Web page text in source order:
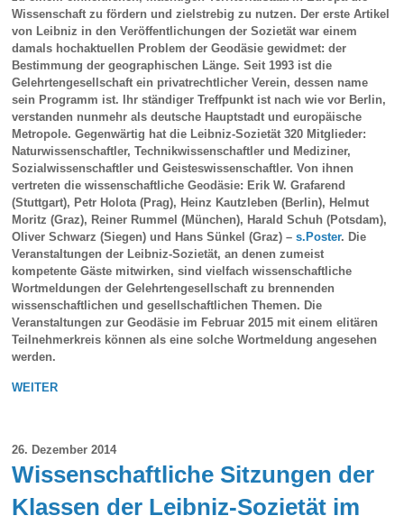
Wissenschaft zu fördern und zielstrebig zu nutzen. Der erste Artikel
von Leibniz in den Veröffent­lichungen der Sozietät war einem
damals hochaktuellen Problem der Geodäsie gewid­met: der
Bestimmung der geographischen Länge. Seit 1993 ist die
Gelehrtengesellschaft ein privatrechtlicher Verein, dessen name
sein Programm ist. Ihr ständiger Treffpunkt ist nach wie vor Berlin,
verstanden nunmehr als deutsche Hauptstadt und europäische
Metropole. Gegenwärtig hat die Leibniz-Sozietät 320 Mitglieder:
Naturwissenschaftler, Technikwissenschaftler und Mediziner,
Sozial­wissenschaftler und Geisteswissenschaftler. Von ihnen
vertreten die wissenschaftliche Geodäsie: Erik W. Grafarend
(Stuttgart), Petr Holota (Prag), Heinz Kautzleben (Berlin), Helmut
Moritz (Graz), Reiner Rummel (München), Harald Schuh (Potsdam),
Oliver Schwarz (Siegen) und Hans Sünkel (Graz) –s.Poster. Die
Veranstal­tungen der Leibniz-Sozietät, an denen zumeist
kompetente Gäste mitwirken, sind vielfach wissen­schaftliche
Wortmeldungen der Gelehrtengesellschaft zu brennenden
wissenschaftlichen und gesell­schaftlichen Themen. Die
Veranstaltungen zur Geodäsie im Februar 2015 mit einem elitären
Teilnehmerkreis können als eine solche Wortmeldung angesehen
werden.
WEITER
26. Dezember 2014
Wissenschaftliche Sitzungen der
Klassen der Leibniz-Sozietät im